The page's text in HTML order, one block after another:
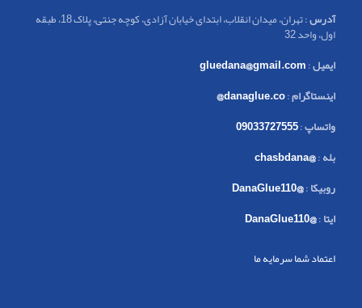
آدرس
: تهران، میدان انقلاب، ابتدای خیابان آزادی، کوچه جنتی، پلاک 18، طبقه
اول، واحد 32
ایمیل:
gluedana@gmail.com
اینستاگرام:
danaglue.co@
واتساپ:
09033727555
بله:
@chasbdana
روبیکا:
@DanaGlue110
ایتا:
@DanaGlue110
اعتماد شما سرمایه ما